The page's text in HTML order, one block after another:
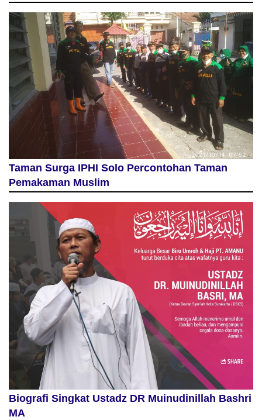
Taman Surga IPHI Solo Percontohan Taman
Pemakaman Muslim
Biografi Singkat Ustadz DR Muinudinillah Bashri
MA